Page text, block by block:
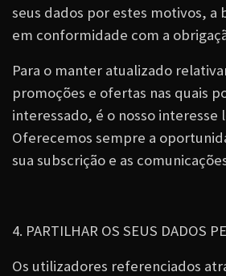
seus dados por estes motivos, a
em conformidade com a
Para o manter atualizado
promoções e ofertas nas quais
interessado, é o nosso interesse
Oferecemos sempre a
sua subscrição e as
4. PARTILHAR OS SEUS DADOS
Os utilizadores referenciados